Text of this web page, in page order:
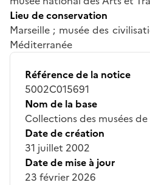
Lieu de conservation
Marseille ; musée des
Méditerranée
Référence de la notice
5002C015691
Nom de la base
Collections des musées
Date de création
31 juillet 2002
Date de mise à jour
23 février 2026